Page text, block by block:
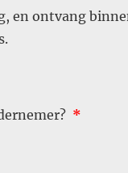
en ontvang
*